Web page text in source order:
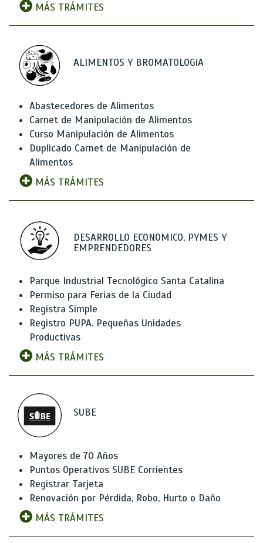
MÁS TRÁMITES
ALIMENTOS Y BROMATOLOGíA
Abastecedores de Alimentos
Carnet de Manipulación de Alimentos
Curso Manipulación de Alimentos
Duplicado Carnet de Manipulación de
Alimentos
MÁS TRÁMITES
DESARROLLO ECONOMICO, PYMES Y
EMPRENDEDORES
Parque Industrial Tecnológico Santa Catalina
Permiso para Ferias de la Ciudad
Registra Simple
Registro PUPA. Pequeñas Unidades
Productivas
MÁS TRÁMITES
SUBE
Mayores de 70 Años
Puntos Operativos SUBE Corrientes
Registrar Tarjeta
Renovación por Pérdida, Robo, Hurto o Daño
MÁS TRÁMITES